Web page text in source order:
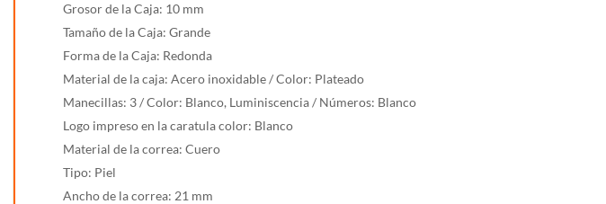
Grosor de la Caja: 10 mm
Tamaño de la Caja: Grande
Forma de la Caja: Redonda
Material de la caja: Acero inoxidable / Color: Plateado
Manecillas: 3 / Color: Blanco, Luminiscencia / Números: Blanco
Logo impreso en la caratula color: Blanco
Material de la correa: Cuero
Tipo: Piel
Ancho de la correa: 21 mm